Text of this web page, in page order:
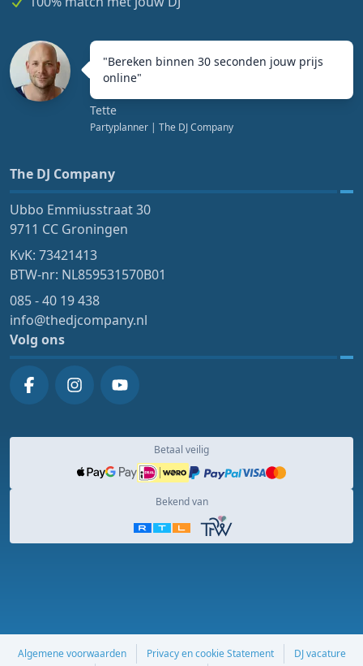
"Bereken binnen 30 seconden jouw prijs
online"
Tette
Partyplanner | The DJ Company
The DJ Company
Ubbo Emmiusstraat 30
9711 CC Groningen
KvK: 73421413
BTW-nr: NL859531570B01
085 - 40 19 438
info@thedjcompany.nl
Volg ons
Betaal veilig
Bekend van
Algemene voorwaarden Privacy en cookie Statement DJ vacature